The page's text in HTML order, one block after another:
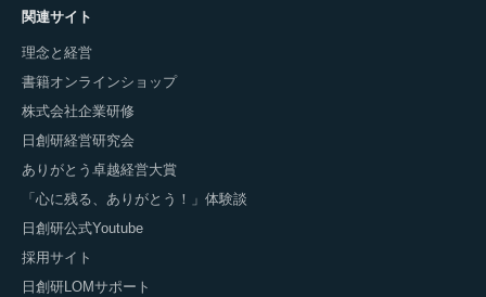
関連サイト
理念と経営
書籍オンラインショップ
株式会社企業研修
日創研経営研究会
ありがとう卓越経営大賞
「心に残る、ありがとう！」体験談
日創研公式Youtube
採用サイト
日創研LOMサポート